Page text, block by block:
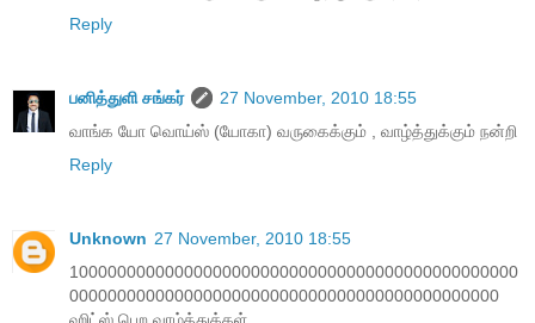
Reply
பனித்துளி சங்கர்
27 November, 2010 18:55
வாங்க யோ வொய்ஸ் (யோகா) வருகைக்கும் , வாழ்த்துக்கும் நன்றி
Reply
Unknown 27 November, 2010 18:55
10000000000000000000000000000000000000000000000
000000000000000000000000000000000000000000000